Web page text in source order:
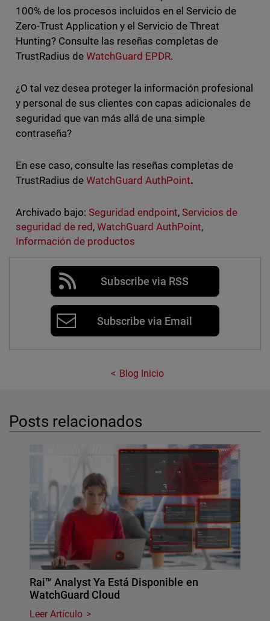
100% de los procesos incluidos en el Servicio de
Zero-Trust Application y el Servicio de Threat
Hunting? Consulte las reseñas completas de
TrustRadius de WatchGuard EPDR.
¿O tal vez desea proteger la información profesional
y personal de sus clientes con capas adicionales de
seguridad que van más allá de una simple
contraseña?
En ese caso, consulte las reseñas completas de
TrustRadius de WatchGuard AuthPoint.
Archivado bajo: Seguridad endpoint,Servicios de
seguridad de red, WatchGuard AuthPoint,
Información de productos
Subscribe via RSS
Subscribe via Email
Blog Inicio
Posts relacionados
Rai™ Analyst Ya Está Disponible en
WatchGuard Cloud
Leer Artículo